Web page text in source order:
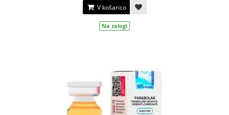
V košarico
Na zalogi